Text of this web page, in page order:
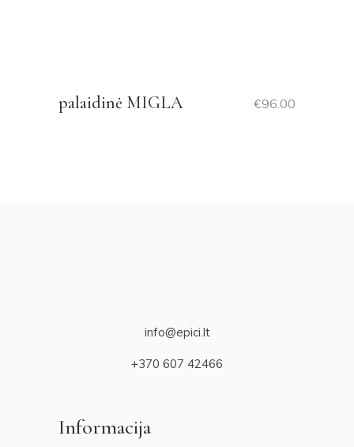
palaidinė MIGLA €96.00
info@epici.lt
+370 607 42466
Informacija